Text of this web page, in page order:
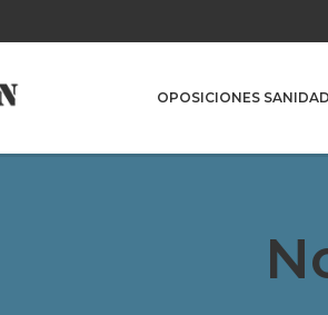
OPOSICIONES SANIDAD